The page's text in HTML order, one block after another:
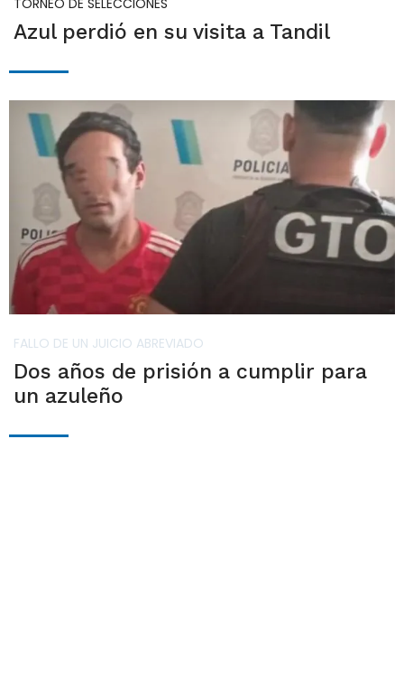
TORNEO DE SELECCIONES
Azul perdió en su visita a Tandil
FALLO DE UN JUICIO ABREVIADO
Dos años de prisión a cumplir para
un azuleño